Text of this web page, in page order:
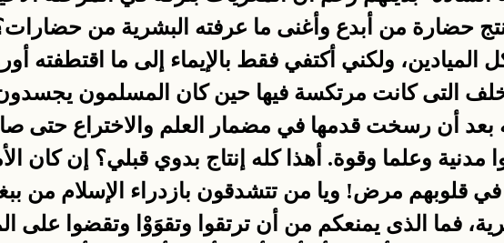
حضارة من أبدع وأغنى ما عرفته البشرية من
الميادين، ولكني أكتفي فقط بالإيماء إلى ما اقتطفته
التى كانت مرتكسة فيها حين كان المسلمون
بعد أن رسخت قدمها في مضمار العلم والاختراع حتى
مدنية وعلما وقوة. أهذا كله إنتاج بدوي قبلي؟ إن كان
في قلوبهم مرض! ويا من تتشدقون بازدراء الإسلام من
فما الذى يمنعكم من أن ترتقوا وتقوَوْا وتقضوا على